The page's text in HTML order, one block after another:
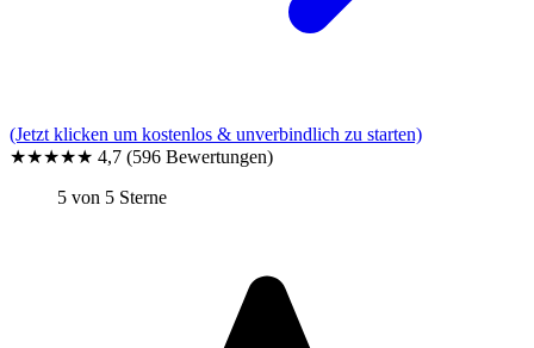
(Jetzt klicken um kostenlos & unverbindlich zu starten)
★★★★★ 4,7 (596 Bewertungen)
5 von 5 Sterne